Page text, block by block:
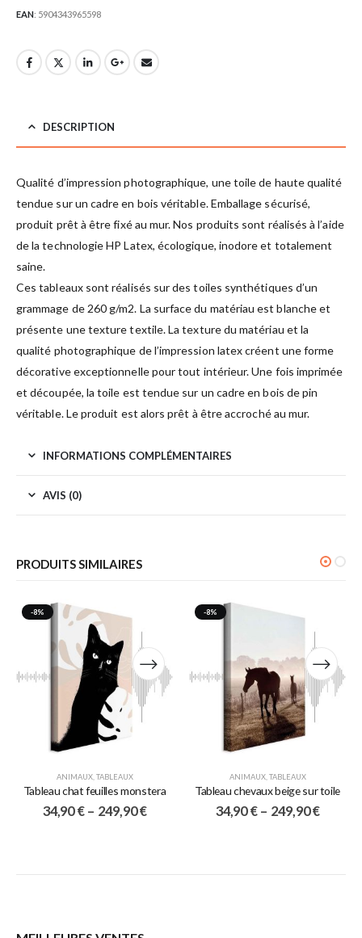
EAN: 5904343965598
DESCRIPTION
Qualité d’impression photographique, une toile de haute qualité
tendue sur un cadre en bois véritable. Emballage sécurisé,
produit prêt à être fixé au mur. Nos produits sont réalisés à l’aide
de la technologie HP Latex, écologique, inodore et totalement
saine.
Ces tableaux sont réalisés sur des toiles synthétiques d’un
grammage de 260 g/m2. La surface du matériau est blanche et
présente une texture textile. La texture du matériau et la
qualité photographique de l’impression latex créent une forme
décorative exceptionnelle pour tout intérieur. Une fois imprimée
et découpée, la toile est tendue sur un cadre en bois de pin
véritable. Le produit est alors prêt à être accroché au mur.
INFORMATIONS COMPLÉMENTAIRES
AVIS (0)
PRODUITS SIMILAIRES
-8%
ANIMAUX, TABLEAUX
Tableau chat feuilles monstera
34,90€ – 249,90€
-8%
ANIMAUX, TABLEAUX
Tableau chevaux beige sur toile
34,90€ – 249,90€